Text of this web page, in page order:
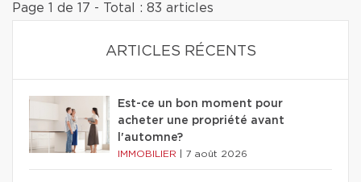
Page 1 de 17 - Total : 83 articles
ARTICLES RÉCENTS
Est-ce un bon moment pour
acheter une propriété avant
l'automne?
IMMOBILIER 7 août 2026